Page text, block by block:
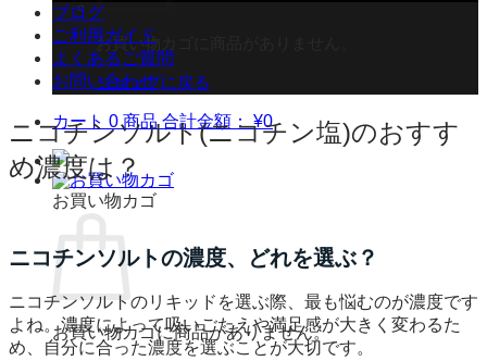
お買い物カゴに商品がありません。
ショップに戻る
カート 0 商品 合計金額：¥0
お買い物カゴ
お買い物カゴに商品がありません。
ブログ
ご利用ガイド
よくあるご質問
お問い合わせ
ニコチンソルト(ニコチン塩)のおすす
め濃度は？
ニコチンソルトの濃度、どれを選ぶ？
ニコチンソルトのリキッドを選ぶ際、最も悩むのが濃度です
よね。濃度によって吸いごたえや満足感が大きく変わるた
め、自分に合った濃度を選ぶことが大切です。